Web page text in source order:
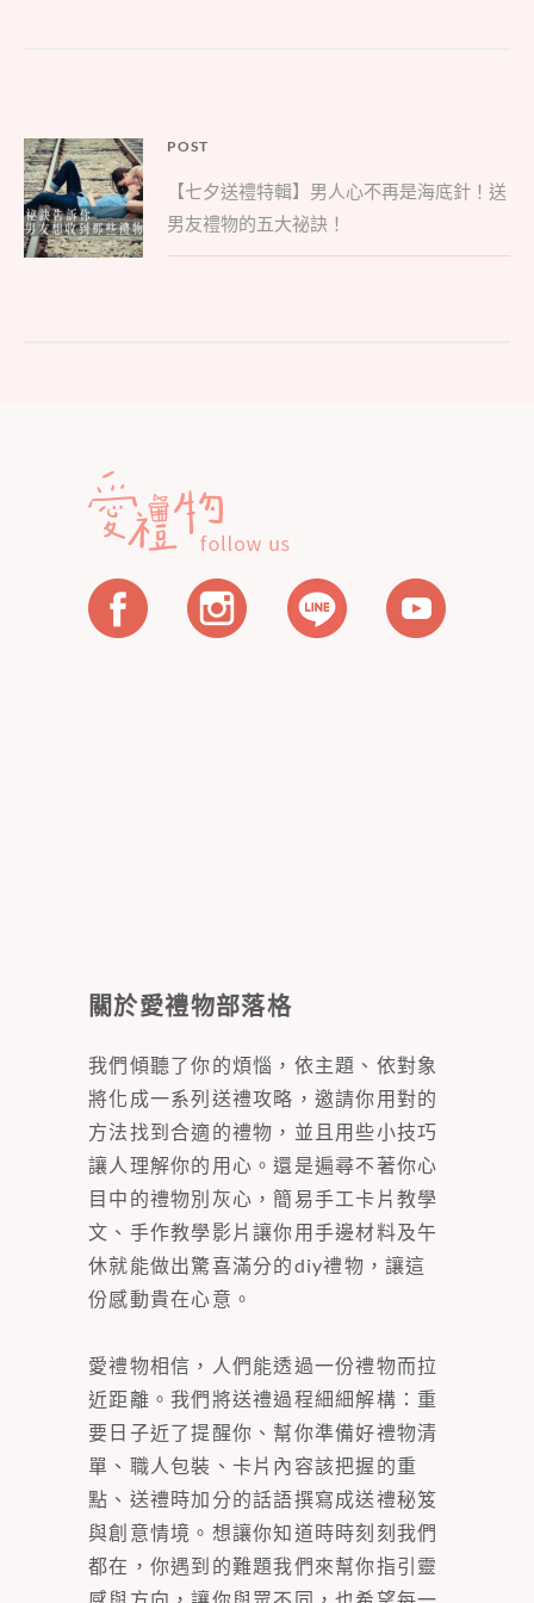
文
章
導
覽
POST
Parent
post:
【七夕送禮特輯】男人心不再是海底針！送
男友禮物的五大祕訣！
關於愛禮物部落格
我們傾聽了你的煩惱，依主題、依對象
將化成一系列送禮攻略，邀請你用對的
方法找到合適的禮物，並且用些小技巧
讓人理解你的用心。還是遍尋不著你心
目中的禮物別灰心，簡易手工卡片教學
文、手作教學影片讓你用手邊材料及午
休就能做出驚喜滿分的diy禮物，讓這
份感動貴在心意。
愛禮物相信，人們能透過一份禮物而拉
近距離。我們將送禮過程細細解構：重
要日子近了提醒你、幫你準備好禮物清
單、職人包裝、卡片內容該把握的重
點、送禮時加分的話語撰寫成送禮秘笈
與創意情境。想讓你知道時時刻刻我們
都在，你遇到的難題我們來幫你指引靈